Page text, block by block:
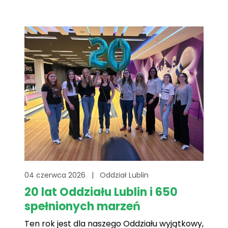
bogaty program atrakcji dla uczestników w
każdym wieku. Na najmłodszych[...]
04 czerwca 2026 | Oddział Lublin
20 lat Oddziału Lublin i 650
spełnionych marzeń
Ten rok jest dla naszego Oddziału wyjątkowy,